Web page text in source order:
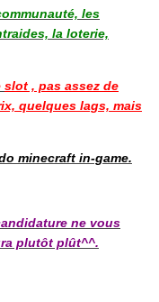
les
la loterie,
slot , pas assez de
quelques lags, mais
minecraft in-game.
ne vous
plutôt plût^^.